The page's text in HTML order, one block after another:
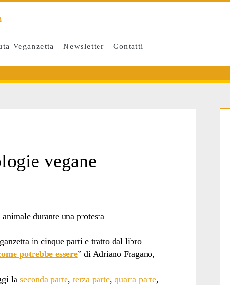
Veganzetta Newsletter Contatti
vegane
in cinque parti e tratto dal libro
potrebbe essere” di Adriano Fragano,
la seconda parte, terza parte, quarta parte,